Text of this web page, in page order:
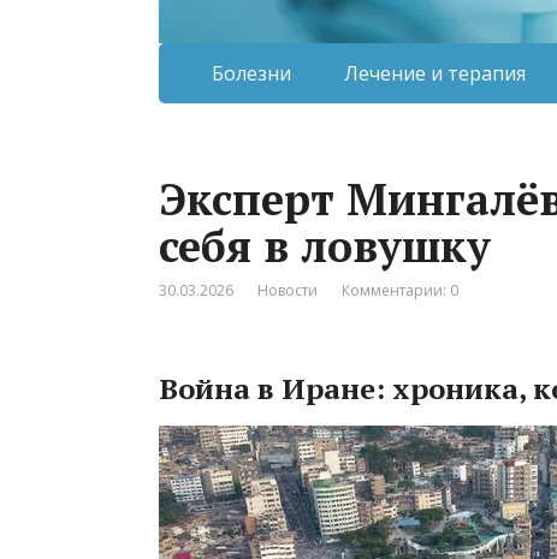
Болезни Лечение и терапия
Эксперт
себя в ловушку
30.03.2026 Новости Комментарии: 0
Война в Иране: хроника,